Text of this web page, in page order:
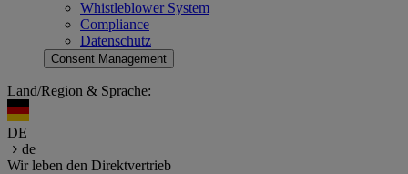
Whistleblower System
Compliance
Datenschutz
Consent Management
Land/Region & Sprache:
DE
de
Wir leben den Direktvertrieb